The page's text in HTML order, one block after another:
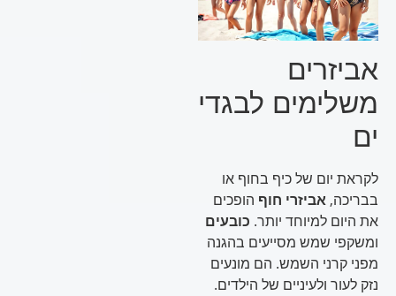
אביזרים
משלימים לבגדי
ים
לקראת יום של כיף בחוף או
בבריכה,אביזרי חוףהופכים
את היום למיוחד יותר.כובעים
ומשקפי שמש מסייעים בהגנה
מפני קרני השמש. הם מונעים
נזק לעור ולעיניים של הילדים.